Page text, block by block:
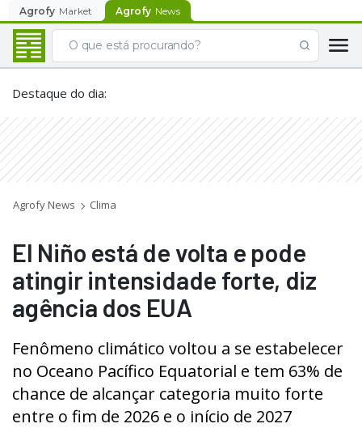
Agrofy Market Agrofy News
Destaque do dia:
Agrofy News Clima
El Niño está de volta e pode
atingir intensidade forte, diz
agência dos EUA
Fenômeno climático voltou a se estabelecer
no Oceano Pacífico Equatorial e tem 63% de
chance de alcançar categoria muito forte
entre o fim de 2026 e o início de 2027